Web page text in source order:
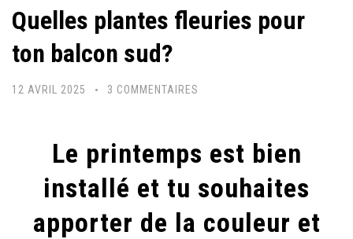
Quelles plantes fleuries pour
ton balcon sud?
12 AVRIL 2025 3 COMMENTAIRES
FLEURIES
TON
BALCON
Le printemps est bien
installé et tu souhaites
apporter de la couleur et